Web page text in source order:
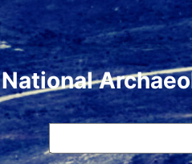
National